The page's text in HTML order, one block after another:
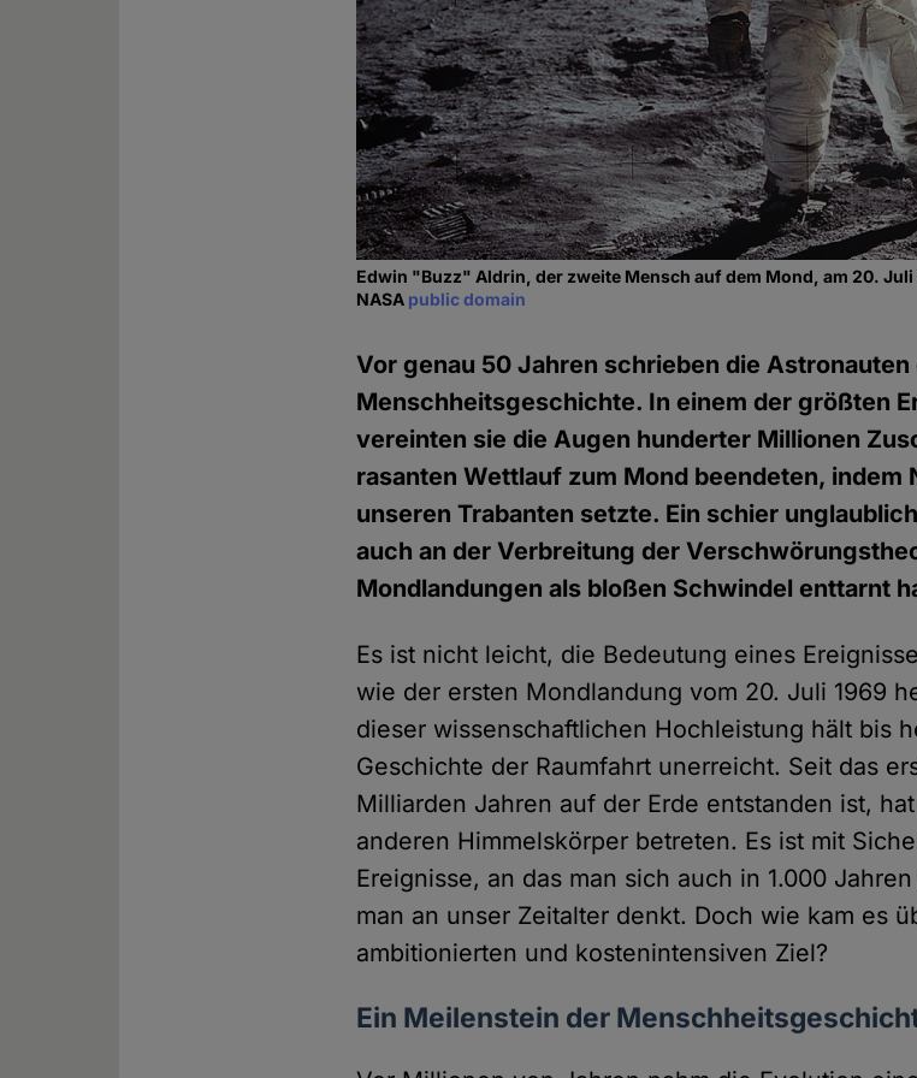
Edwin "Buzz" Aldrin, der zweite Mensch auf dem Mond, am 20. Juli
NASA public domain
Vor genau 50 Jahren schrieben die Astronauten
Menschheitsgeschichte. In einem der größten
vereinten sie die Augen hunderter Millionen
rasanten Wettlauf zum Mond beendeten, indem
unseren Trabanten setzte. Ein schier
auch an der Verbreitung der
Mondlandungen als bloßen Schwindel enttarnt
Es ist nicht leicht, die Bedeutung eines
wie der ersten Mondlandung vom 20. Juli 1969
dieser wissenschaftlichen Hochleistung hält bis
Geschichte der Raumfahrt unerreicht. Seit das
Milliarden Jahren auf der Erde entstanden ist,
anderen Himmelskörper betreten. Es ist mit
Ereignisse, an das man sich auch in 1.000
man an unser Zeitalter denkt. Doch wie kam es
ambitionierten und kostenintensiven Ziel?
Ein Meilenstein der